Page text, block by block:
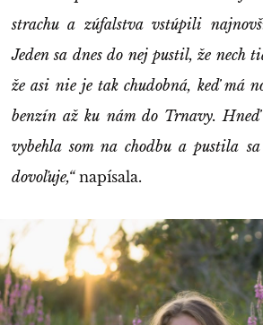
strachu a zúfalstva vstúpili
Jeden sa dnes do nej pustil, že nech
že asi nie je tak chudobná, keď má
benzín až ku nám do Trnavy. Hneď
vybehla som na chodbu a pustila
dovoľuje,“napísala.